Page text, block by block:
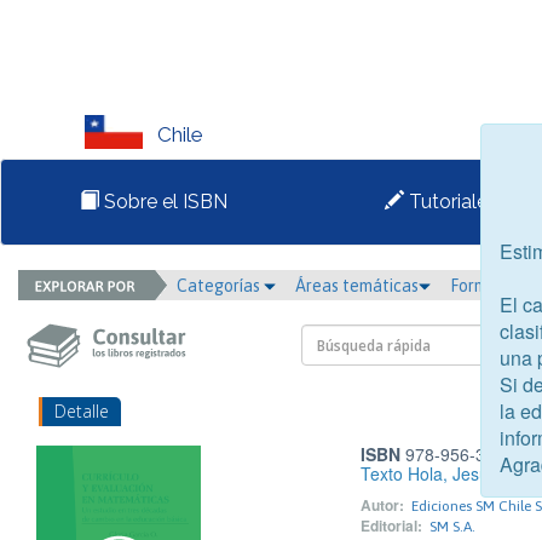
Chile
Sobre el ISBN Tutoriales
Categorías Áreas temáticas Formato
Detalle
ISBN978-956-363-
Texto Hola, Jesús 2°
Autor: Ediciones SM Chile
Editorial: SM S.A.
El
una
Si
la